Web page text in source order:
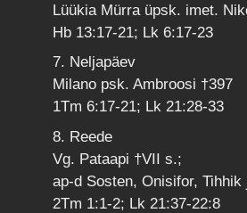
Lüükia Mürra üpsk. imet.
Hb 13:17-21; Lk 6:17-23
7. Neljapäev
Milano psk. Ambroosi †397
1Tm 6:17-21; Lk 21:28-33
8. Reede
Vg. Pataapi †VII s.;
ap-d Sosten, Onisifor, Tihhik
2Tm 1:1-2; Lk 21:37-22:8